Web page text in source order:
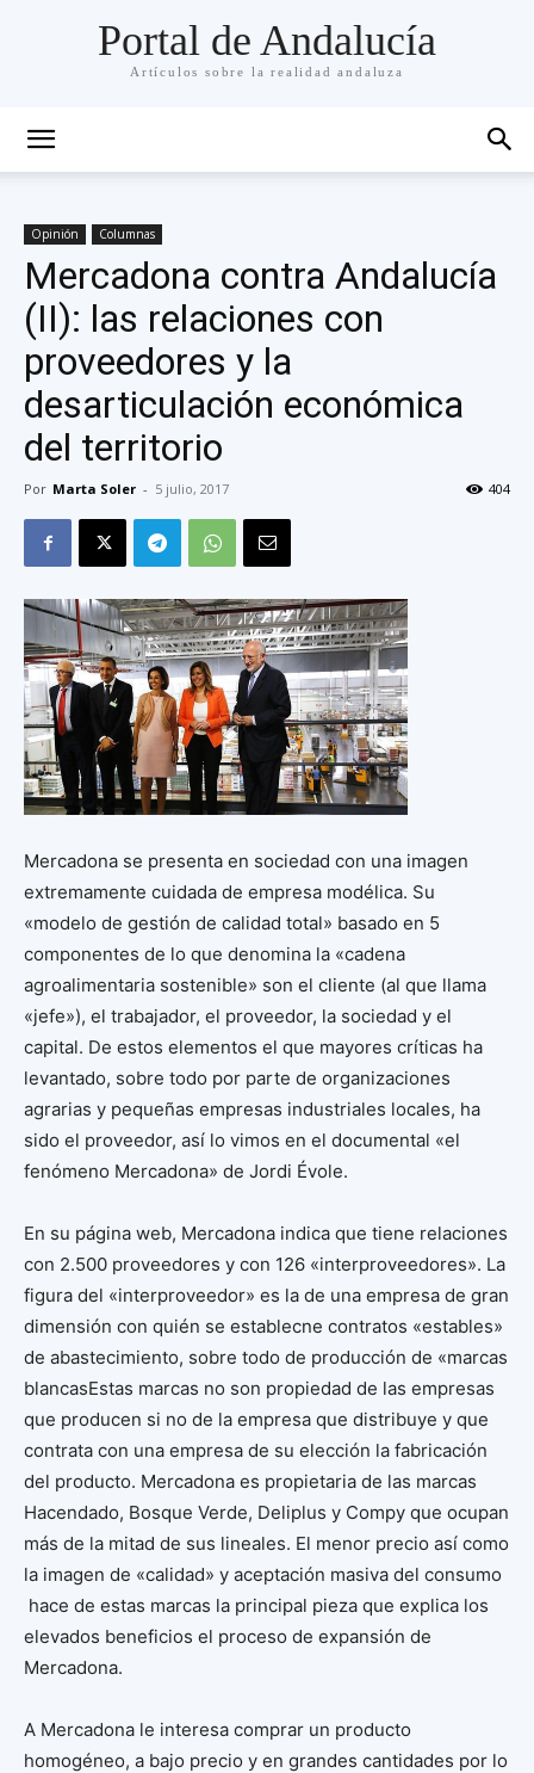
Portal de Andalucía
Artículos sobre la realidad andaluza
Opinión Columnas
Mercadona contra Andalucía
(II): las relaciones con
proveedores y la
desarticulación económica
del territorio
Por Marta Soler - 5 julio, 2017 404
Mercadona se presenta en sociedad con una imagen
extremamente cuidada de empresa modélica. Su
«modelo de gestión de calidad total» basado en 5
componentes de lo que denomina la «cadena
agroalimentaria sostenible» son el cliente (al que llama
«jefe»), el trabajador, el proveedor, la sociedad y el
capital. De estos elementos el que mayores críticas ha
levantado, sobre todo por parte de organizaciones
agrarias y pequeñas empresas industriales locales, ha
sido el proveedor, así lo vimos en el documental «el
fenómeno Mercadona» de Jordi Évole.
En su página web, Mercadona indica que tiene relaciones
con 2.500 proveedores y con 126 «interproveedores». La
figura del «interproveedor» es la de una empresa de gran
dimensión con quién se establecne contratos «estables»
de abastecimiento, sobre todo de producción de «marcas
blancasEstas marcas no son propiedad de las empresas
que producen si no de la empresa que distribuye y que
contrata con una empresa de su elección la fabricación
del producto. Mercadona es propietaria de las marcas
Hacendado, Bosque Verde, Deliplus y Compy que ocupan
más de la mitad de sus lineales. El menor precio así como
la imagen de «calidad» y aceptación masiva del consumo
hace de estas marcas la principal pieza que explica los
elevados beneficios el proceso de expansión de
Mercadona.
A Mercadona le interesa comprar un producto
homogéneo, a bajo precio y en grandes cantidades por lo